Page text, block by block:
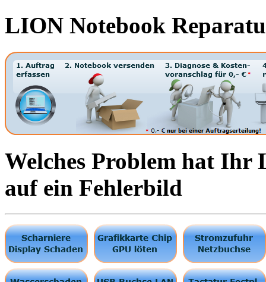
LION Notebook
Welches Problem hat Ihr
auf ein Fehlerbild